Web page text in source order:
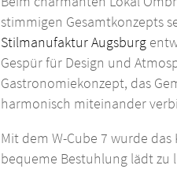
stimmigen Gesamtkonzepts
Stilmanufaktur Augsburg
Gespür für Design und
Gastronomiekonzept, das
harmonisch miteinander
Mit dem W-Cube 7 wurde
bequeme Bestuhlung lädt zu